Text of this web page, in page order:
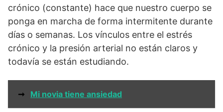
crónico (constante) hace que nuestro cuerpo se
ponga en marcha de forma intermitente durante
días o semanas. Los vínculos entre el estrés
crónico y la presión arterial no están claros y
todavía se están estudiando.
➞ Mi novia tiene ansiedad